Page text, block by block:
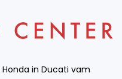
in Ducati vam